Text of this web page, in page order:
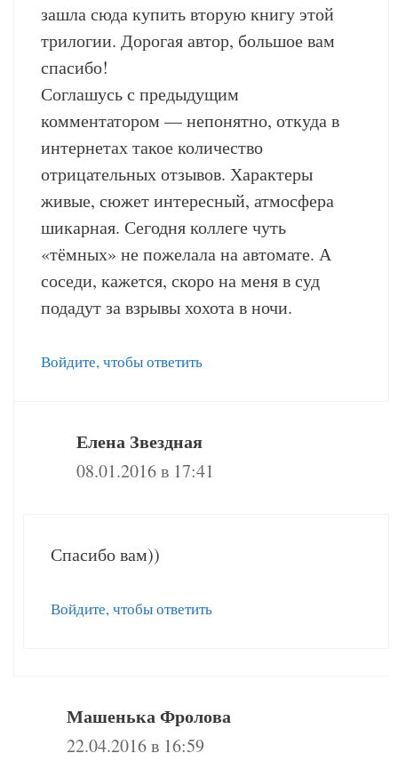
зашла сюда купить вторую книгу этой
трилогии. Дорогая автор, большое вам
спасибо!
Соглашусь с предыдущим
комментатором — непонятно, откуда в
интернетах такое количество
отрицательных отзывов. Характеры
живые, сюжет интересный, атмосфера
шикарная. Сегодня коллеге чуть
«тёмных» не пожелала на автомате. А
соседи, кажется, скоро на меня в суд
подадут за взрывы хохота в ночи.
Войдите, чтобы ответить
Елена Звездная
08.01.2016 в 17:41
Спасибо вам))
Войдите, чтобы ответить
Машенька Фролова
22.04.2016 в 16:59